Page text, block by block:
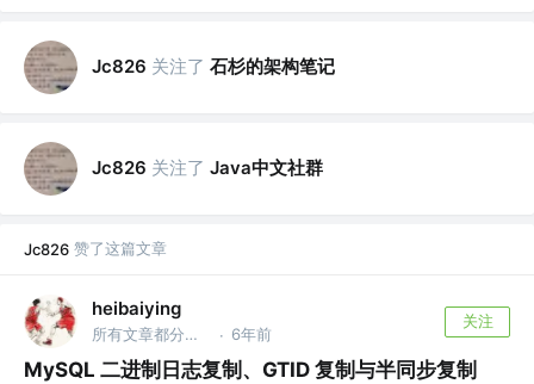
Jc826 关注了 石杉的架构笔记
Jc826 关注了 Java中文社群
Jc826 赞了这篇文章
heibaiying
所有文章都分类整理至 GitHub：https://gi · 6年前
关注
MySQL 二进制日志复制、GTID 复制与半同步复制